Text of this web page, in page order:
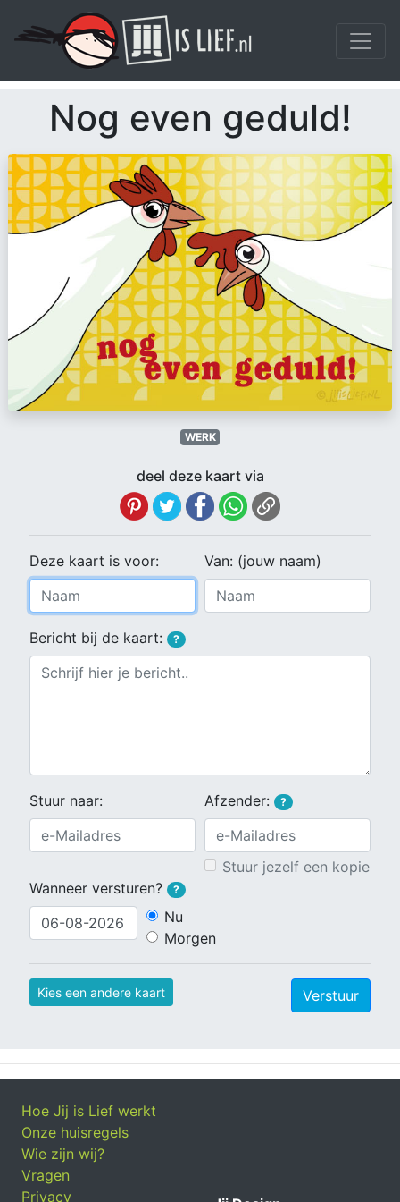
Nog even geduld!
WERK
deel deze kaart via
Deze kaart is voor: Van: (jouw naam)
Bericht bij de kaart: ?
Stuur naar: Afzender: ?
Stuur jezelf een kopie
Wanneer versturen?
?
Nu
Morgen
Kies een andere kaart Verstuur
Hoe Jij is Lief werkt
Onze huisregels
Wie zijn wij?
Vragen
Privacy